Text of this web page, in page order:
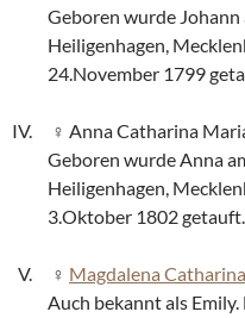
Geboren wurde
Heiligenhagen,
24.November 1799
Anna Catharina
Geboren wurde Anna
Heiligenhagen,
3.Oktober 1802 getauft.
Magdalena
Auch bekannt als